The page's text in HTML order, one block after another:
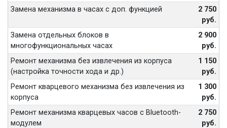
Замена механизма в часах с доп. функцией
2 750
руб.
Замена отдельных блоков в
многофункциональных часах
2 900
руб.
Ремонт механизма без извлечения из корпуса
(настройка точности хода и др.)
1 150
руб.
Ремонт кварцевого механизма без извлечения из
корпуса
1 300
руб.
Ремонт механизма кварцевых часов с Bluetooth-
модулем
2 750
руб.